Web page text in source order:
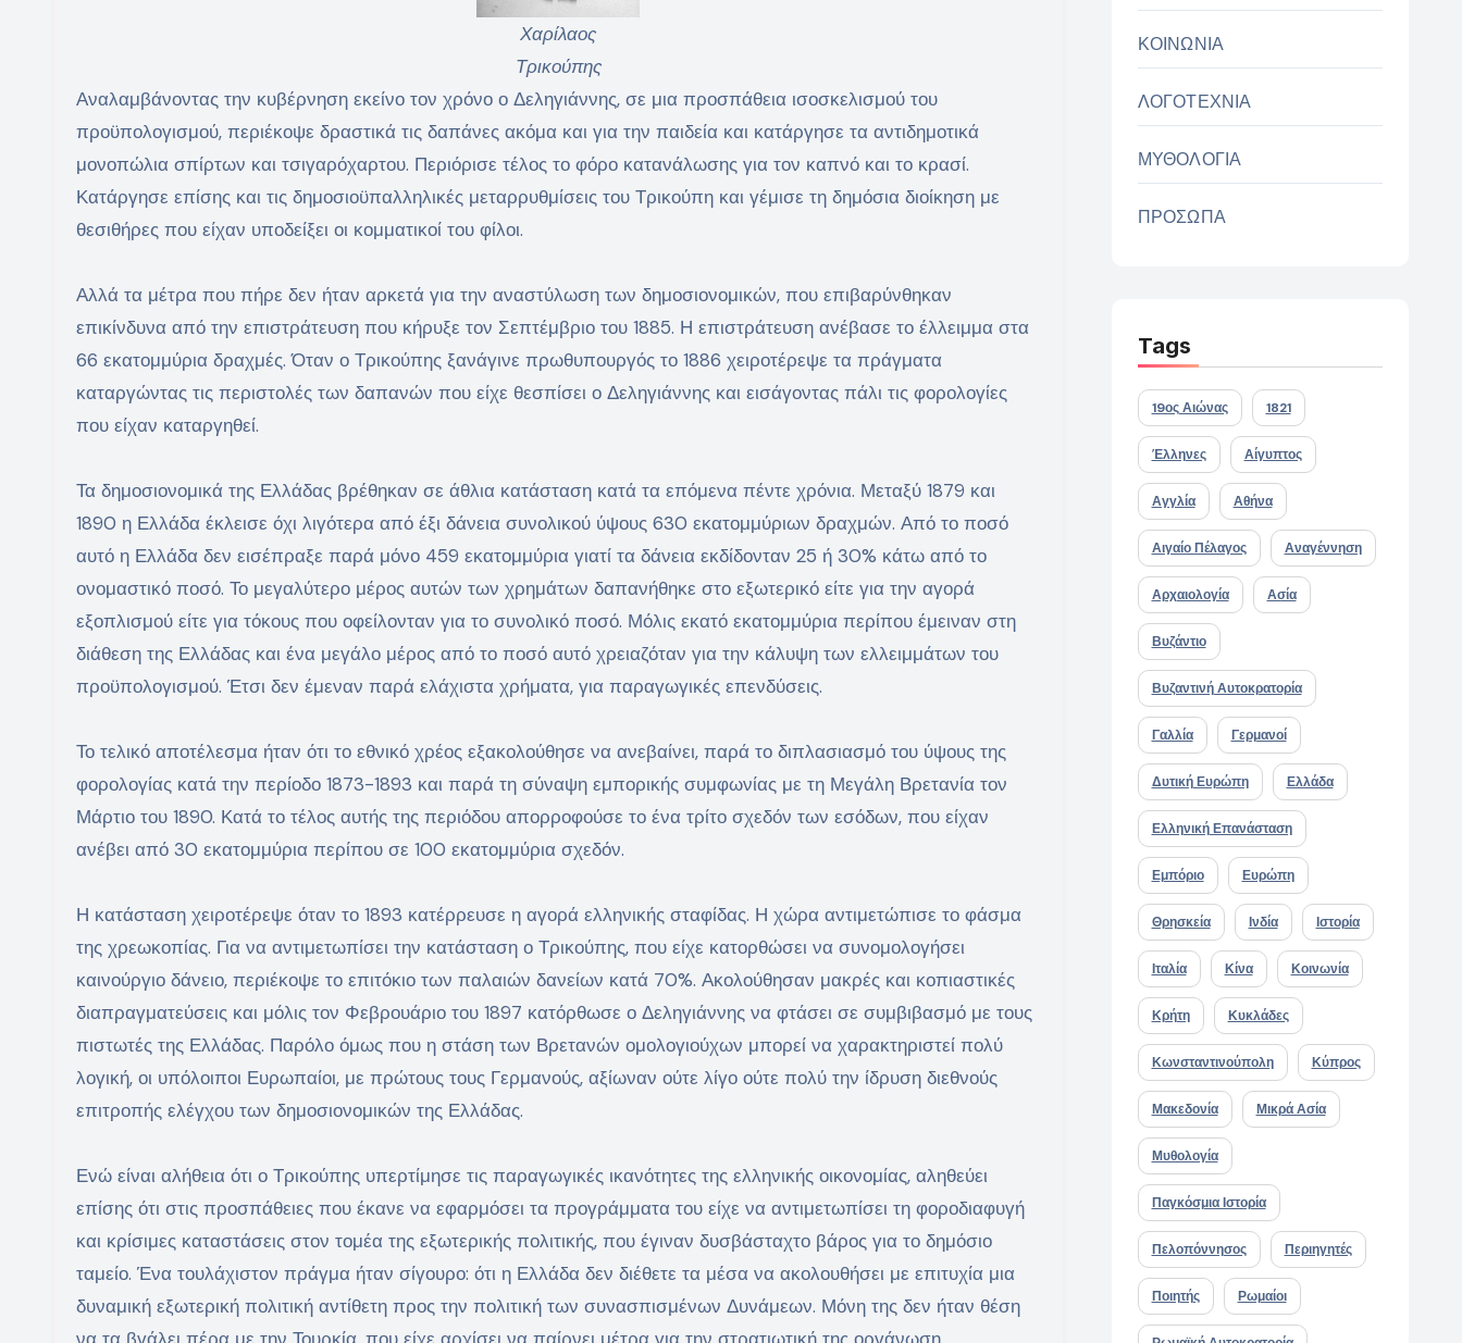
Χαρίλαος
Τρικούπης
Αναλαμβάνοντας την κυβέρνηση εκείνο τον χρόνο ο Δεληγιάννης, σε μια προσπάθεια ισοσκελισμού του
προϋπολογισμού, περιέκοψε δραστικά τις δαπάνες ακόμα και για την παιδεία και κατάργησε τα αντιδημοτικά
μονοπώλια σπίρτων και τσιγαρόχαρτου. Περιόρισε τέλος το φόρο κατανάλωσης για τον καπνό και το κρασί.
Κατάργησε επίσης και τις δημοσιοϋπαλληλικές μεταρρυθμίσεις του Τρικούπη και γέμισε τη δημόσια διοίκηση με
θεσιθήρες που είχαν υποδείξει οι κομματικοί του φίλοι.
Αλλά τα μέτρα που πήρε δεν ήταν αρκετά για την αναστύλωση των δημοσιονομικών, που επιβαρύνθηκαν
επικίνδυνα από την επιστράτευση που κήρυξε τον Σεπτέμβριο του 1885. Η επιστράτευση ανέβασε το έλλειμμα στα
66 εκατομμύρια δραχμές. Όταν ο Τρικούπης ξανάγινε πρωθυπουργός το 1886 χειροτέρεψε τα πράγματα
καταργώντας τις περιστολές των δαπανών που είχε θεσπίσει ο Δεληγιάννης και εισάγοντας πάλι τις φορολογίες
που είχαν καταργηθεί.
Τα δημοσιονομικά της Ελλάδας βρέθηκαν σε άθλια κατάσταση κατά τα επόμενα πέντε χρόνια. Μεταξύ 1879 και
1890 η Ελλάδα έκλεισε όχι λιγότερα από έξι δάνεια συνολικού ύψους 630 εκατομμύριων δραχμών. Από το ποσό
αυτό η Ελλάδα δεν εισέπραξε παρά μόνο 459 εκατομμύρια γιατί τα δάνεια εκδίδονταν 25 ή 30% κάτω από το
ονομαστικό ποσό. Το μεγαλύτερο μέρος αυτών των χρημάτων δαπανήθηκε στο εξωτερικό είτε για την αγορά
εξοπλισμού είτε για τόκους που οφείλονταν για το συνολικό ποσό. Μόλις εκατό εκατομμύρια περίπου έμειναν στη
διάθεση της Ελλάδας και ένα μεγάλο μέρος από το ποσό αυτό χρειαζόταν για την κάλυψη των ελλειμμάτων του
προϋπολογισμού. Έτσι δεν έμεναν παρά ελάχιστα χρήματα, για παραγωγικές επενδύσεις.
Το τελικό αποτέλεσμα ήταν ότι το εθνικό χρέος εξακολούθησε να ανεβαίνει, παρά το διπλασιασμό του ύψους της
φορολογίας κατά την περίοδο 1873-1893 και παρά τη σύναψη εμπορικής συμφωνίας με τη Μεγάλη Βρετανία τον
Μάρτιο του 1890. Κατά το τέλος αυτής της περιόδου απορροφούσε το ένα τρίτο σχεδόν των εσόδων, που είχαν
ανέβει από 30 εκατομμύρια περίπου σε 100 εκατομμύρια σχεδόν.
Η κατάσταση χειροτέρεψε όταν το 1893 κατέρρευσε η αγορά ελληνικής σταφίδας. Η χώρα αντιμετώπισε το φάσμα
της χρεωκοπίας. Για να αντιμετωπίσει την κατάσταση ο Τρικούπης, που είχε κατορθώσει να συνομολογήσει
καινούργιο δάνειο, περιέκοψε το επιτόκιο των παλαιών δανείων κατά 70%. Ακολούθησαν μακρές και κοπιαστικές
διαπραγματεύσεις και μόλις τον Φεβρουάριο του 1897 κατόρθωσε ο Δεληγιάννης να φτάσει σε συμβιβασμό με τους
πιστωτές της Ελλάδας. Παρόλο όμως που η στάση των Βρετανών ομολογιούχων μπορεί να χαρακτηριστεί πολύ
λογική, οι υπόλοιποι Ευρωπαίοι, με πρώτους τους Γερμανούς, αξίωναν ούτε λίγο ούτε πολύ την ίδρυση διεθνούς
επιτροπής ελέγχου των δημοσιονομικών της Ελλάδας.
Ενώ είναι αλήθεια ότι ο Τρικούπης υπερτίμησε τις παραγωγικές ικανότητες της ελληνικής οικονομίας, αληθεύει
επίσης ότι στις προσπάθειες που έκανε να εφαρμόσει τα προγράμματα του είχε να αντιμετωπίσει τη φοροδιαφυγή
και κρίσιμες καταστάσεις στον τομέα της εξωτερικής πολιτικής, που έγιναν δυσβάσταχτο βάρος για το δημόσιο
ταμείο. Ένα τουλάχιστον πράγμα ήταν σίγουρο: ότι η Ελλάδα δεν διέθετε τα μέσα να ακολουθήσει με επιτυχία μια
δυναμική εξωτερική πολιτική αντίθετη προς την πολιτική των συνασπισμένων Δυνάμεων. Μόνη της δεν ήταν θέση
ΚΟΙΝΩΝΙΑ
ΛΟΓΟΤΕΧΝΙΑ
ΜΥΘΟΛΟΓΙΑ
ΠΡΟΣΩΠΑ
Tags
19ος Αιώνας 1821
Έλληνες Αίγυπτος
Αγγλία Αθήνα
Αιγαίο Πέλαγος Αναγέννηση
Αρχαιολογία Ασία
Βυζάντιο
Βυζαντινή Αυτοκρατορία
Γαλλία Γερμανοί
Δυτική Ευρώπη Ελλάδα
Ελληνική Επανάσταση
Εμπόριο Ευρώπη
Θρησκεία Ινδία Ιστορία
Ιταλία Κίνα Κοινωνία
Κρήτη Κυκλάδες
Κωνσταντινούπολη Κύπρος
Μακεδονία Μικρά Ασία
Μυθολογία
Παγκόσμια Ιστορία
Πελοπόννησος Περιηγητές
Ποιητής Ρωμαίοι